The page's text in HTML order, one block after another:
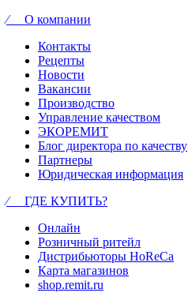
⁄ О компании
Контакты
Рецепты
Новости
Вакансии
Производство
Управление качеством
ЭКОРЕМИТ
Блог директора по качеству
Партнеры
Юридическая информация
⁄ ГДЕ КУПИТЬ?
Онлайн
Розничный ритейл
Дистрибьюторы HoReCa
Карта магазинов
shop.remit.ru